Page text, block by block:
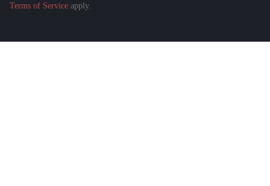
Terms of Service apply.